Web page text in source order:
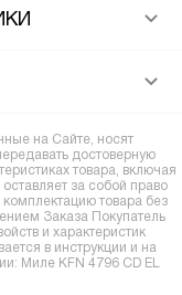
на Сайте, носят
достоверную
товара, включая
за собой право
товара без
Заказа Покупатель
и характеристик
в инструкции и на
Миле KFN 4796 CD EL